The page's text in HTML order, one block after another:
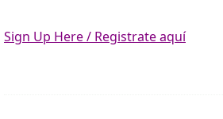
Sign Up Here / Registrate aquí